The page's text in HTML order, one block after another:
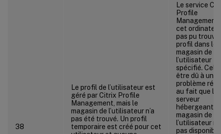
38
Le profil de l’utilisateur est
géré par Citrix Profile
Management, mais le
magasin de l’utilisateur n’a
pas été trouvé. Un profil
temporaire est créé pour cet
Le service
Profile
Management
cet ordinateur
pas pu
profil dans le
magasin de
l’utilisateur
spécifié. Cela
être dû à un
problème
au fait que le
serveur
hébergeant le
magasin de
l’utilisateur
pas